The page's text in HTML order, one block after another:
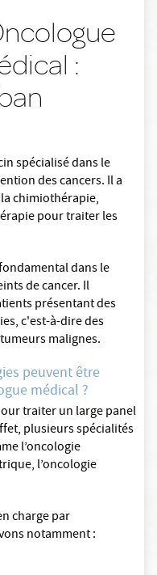
:
spécialisé dans le
des cancers. Il a
chimiothérapie,
pour traiter les
dans le
de cancer. Il
présentant des
c'est-à-dire des
malignes.
peuvent être
médical ?
traiter un large panel
plusieurs spécialités
l’oncologie
l’oncologie
charge par
notamment :